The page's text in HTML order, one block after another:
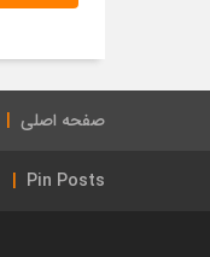
صفحه اصلی
Pin Posts